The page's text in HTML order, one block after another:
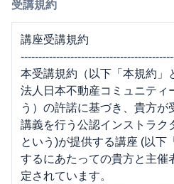
受講規約
講座受講規約
本受講規約（以下「本規約」
法人日本不動産コミュニティ
う）の許諾に基づき、貴方
講義を行う公認インストラク
という)が提供する講座 (以下
するにあたっての貴方と主催
定されています。